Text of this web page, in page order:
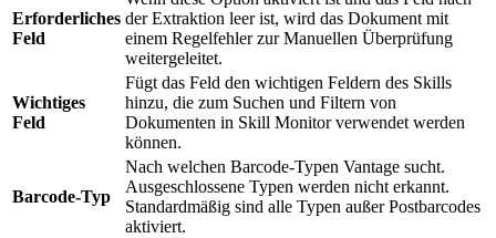
Erforderliches
Feld
der Extraktion leer ist, wird das Dokument mit
einem Regelfehler zur Manuellen Überprüfung
weitergeleitet.
Wichtiges
Feld
Fügt das Feld den wichtigen Feldern des Skills
hinzu, die zum Suchen und Filtern von
Dokumenten in Skill Monitor verwendet werden
können.
Barcode-Typ
Nach welchen Barcode-Typen Vantage sucht.
Ausgeschlossene Typen werden nicht erkannt.
Standardmäßig sind alle Typen außer Postbarcodes
aktiviert.